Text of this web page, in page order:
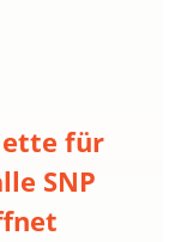
für
SNP